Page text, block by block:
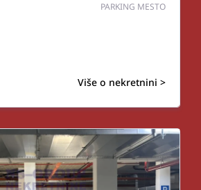
PARKING MESTO
Više o nekretnini >